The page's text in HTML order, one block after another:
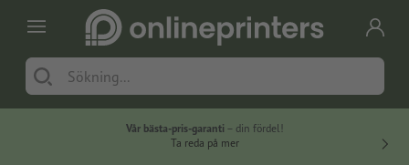
Vår bästa-pris-garanti – din fördel!
Ta reda på mer